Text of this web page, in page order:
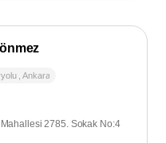
,Ankara
Mahallesi 2785. Sokak No:4